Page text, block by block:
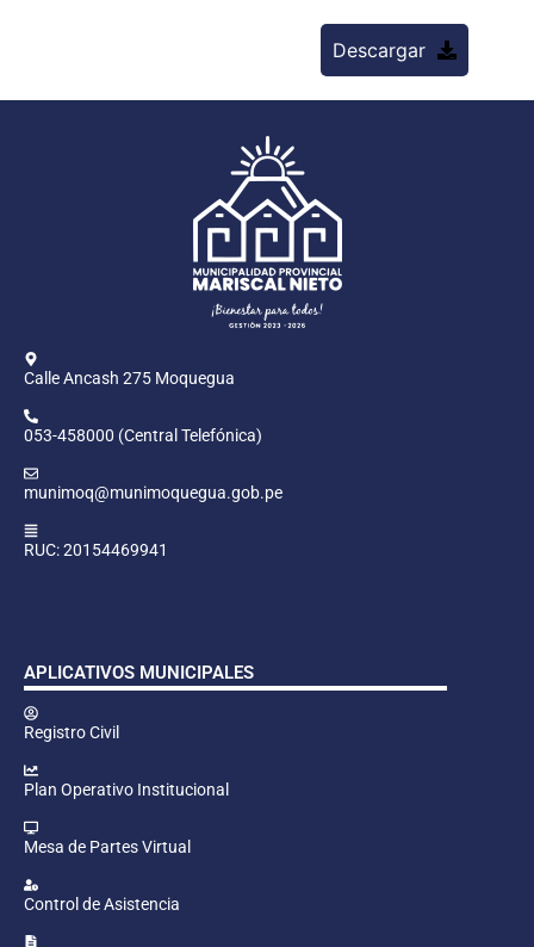
Descargar
Calle Ancash 275 Moquegua
053-458000 (Central Telefónica)
munimoq@munimoquegua.gob.pe
RUC: 20154469941
APLICATIVOS MUNICIPALES
Registro Civil
Plan Operativo Institucional
Mesa de Partes Virtual
Control de Asistencia